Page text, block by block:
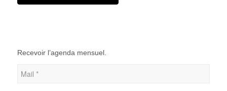
Recevoir l’agenda mensuel.